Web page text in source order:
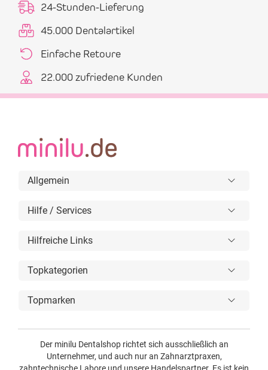
24-Stunden-Lieferung
45.000 Dentalartikel
Einfache Retoure
22.000 zufriedene Kunden
Allgemein
Hilfe / Services
Hilfreiche Links
Topkategorien
Topmarken
Der minilu Dentalshop richtet sich ausschließlich an
Unternehmer, und auch nur an Zahnarztpraxen,